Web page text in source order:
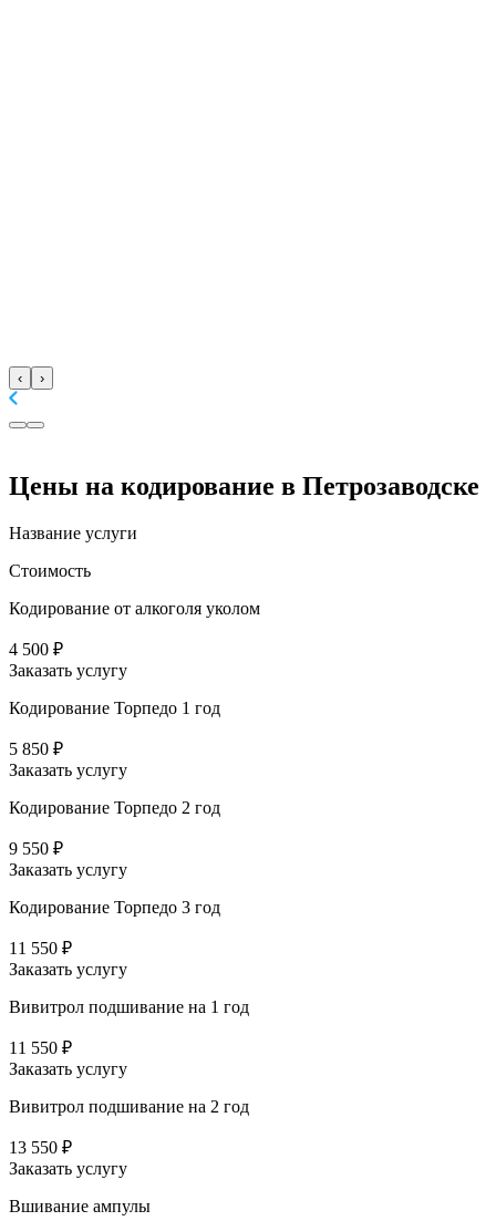
‹ ›
Цены на кодирование в Петрозаводске
Название услуги
Стоимость
Кодирование от алкоголя уколом
4 500 ₽
Заказать услугу
Кодирование Торпедо 1 год
5 850 ₽
Заказать услугу
Кодирование Торпедо 2 год
9 550 ₽
Заказать услугу
Кодирование Торпедо 3 год
11 550 ₽
Заказать услугу
Вивитрол подшивание на 1 год
11 550 ₽
Заказать услугу
Вивитрол подшивание на 2 год
13 550 ₽
Заказать услугу
Вшивание ампулы